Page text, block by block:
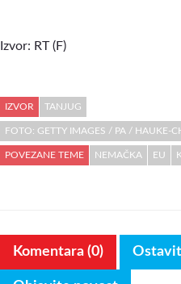
Izvor: RT (F)
IZVOR TANJUG
FOTO: GETTY IMAGES / PA / HAUKE-
POVEZANE TEME NEMAČKA EU
Komentara (0)